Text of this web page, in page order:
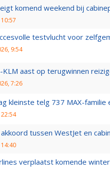
komend weekend bij
testvlucht voor
9:54
KLM aast op terugwinnen
7:26
kleinste telg 737 MAX-familie
tussen WestJet en
verplaatst komende